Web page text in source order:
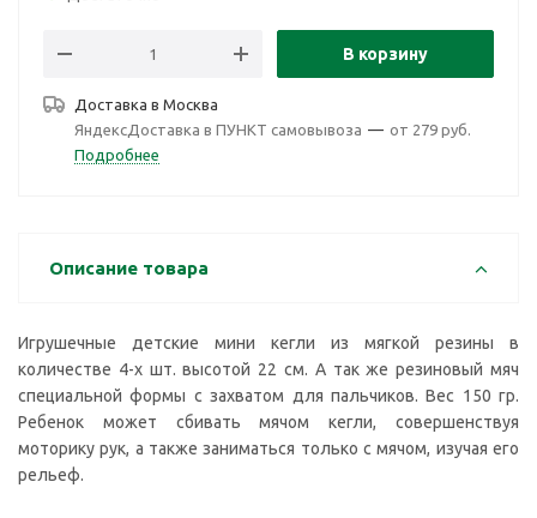
В корзину
Доставка в Москва
ЯндексДоставка в ПУНКТ самовывоза — от 279 руб.
Подробнее
Описание товара
Игрушечные детские мини кегли из мягкой резины в
количестве 4-х шт. высотой 22 см. А так же резиновый мяч
специальной формы с захватом для пальчиков. Вес 150 гр.
Ребенок может сбивать мячом кегли, совершенствуя
моторику рук, а также заниматься только с мячом, изучая его
рельеф.